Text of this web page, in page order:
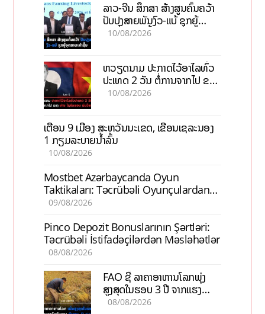
ລາວ-ຈີນ ສຶກສາ ສ້າງສູນຄົ້ນຄວ້າ
ປັບປຸງສາຍພັນງົວ-ແບ້ ຊຸກຍູ້
ອຸດສາຫະກຳຊີ້ນ
10/08/2026
ຫວຽດນາມ ປະກາດໄວ້ອາໄລທົ່ວ
ປະເທດ 2 ວັນ ຕໍ່ການຈາກໄປ ຂອງ
ທ່ານ ໄຊສົມພອນ ພົມວິຫານ
10/08/2026
ເຕືອນ 9 ເມືອງ ສະຫວັນນະເຂດ, ເຂື່ອນເຊລະນອງ
1 ກຽມລະບາຍນ້ຳລົ້ນ
10/08/2026
Mostbet Azərbaycanda Oyun
Taktikaları: Təcrübəli Oyunçulardan
İpuçları
09/08/2026
Pinco Depozit Bonuslarının Şərtləri:
Təcrübəli İstifadəçilərdən Məsləhətlər
08/08/2026
FAO ຊີ້ ລາຄາອາຫານໂລກພຸ່ງ
ສູງສຸດໃນຮອບ 3 ປີ ຈາກແຮງ
ກົດດັນຂອງສົງຄາມ, El nino
08/08/2026